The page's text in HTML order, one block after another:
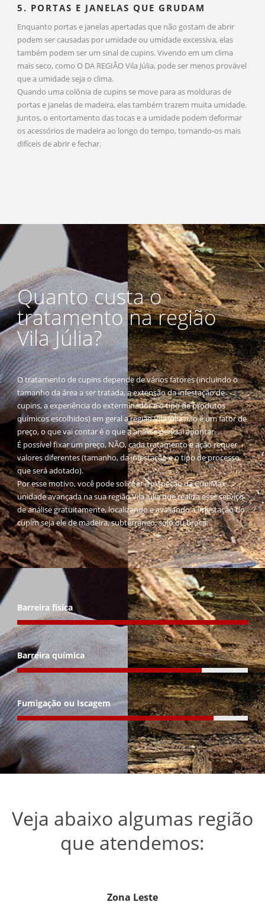
5. PORTAS E JANELAS QUE GRUDAM
Enquanto portas e janelas apertadas que não gostam de abrir
podem ser causadas por umidade ou umidade excessiva, elas
também podem ser um sinal de cupins. Vivendo em um clima
mais seco, como O DA REGIÃO Vila Júlia, pode ser menos provável
que a umidade seja o clima.
Quando uma colônia de cupins se move para as molduras de
portas e janelas de madeira, elas também trazem muita umidade.
Juntos, o entortamento das tocas e a umidade podem deformar
os acessórios de madeira ao longo do tempo, tornando-os mais
difíceis de abrir e fechar.
Quanto custa o
tratamento na região
Vila Júlia?
O tratamento de cupins depende de vários fatores (incluindo o
tamanho da área a ser tratada, a extensão da infestação de
cupins, a experiência do exterminador e o tipo de produtos
químicos escolhidos) em geral a região Vila Júlia não é um fator de
preço, o que vai contar é o que a análise pericial apontar.
É possível fixar um preço, NÃO, cada tratamento e ação requer
valores diferentes (tamanho, da infestação e o tipo de processo
que será adotado).
Por esse motivo, você pode solicitar a inspeção da CupiMax
unidade avançada na sua região Vila Júlia que realiza esse serviço
de análise gratuitamente, localizando e avaliando a infestação do
cupim seja ele de madeira, subterrâneo, solo ou broca.
Barreira física
Barreira química
Fumigação ou Iscagem
Veja abaixo algumas região
que atendemos:
Zona Leste